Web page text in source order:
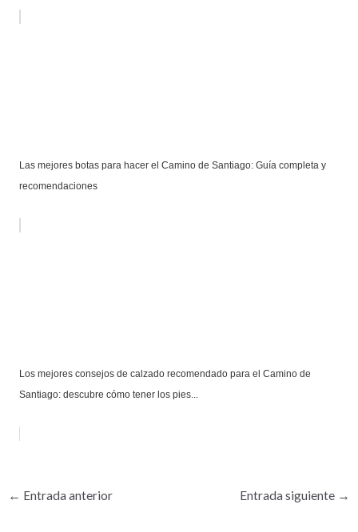
Las mejores botas para hacer el Camino de Santiago: Guía completa y
recomendaciones
Los mejores consejos de calzado recomendado para el Camino de
Santiago: descubre cómo tener los pies...
← Entrada anterior Entrada siguiente →